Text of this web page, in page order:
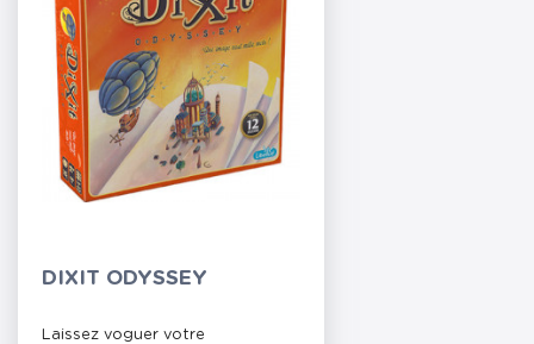
DIXIT ODYSSEY
Laissez voguer votre